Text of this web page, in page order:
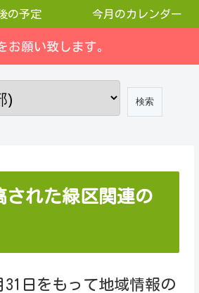
の予定 今月のカレンダー
願い致します。
された緑区関連の
31日をもって地域情報の